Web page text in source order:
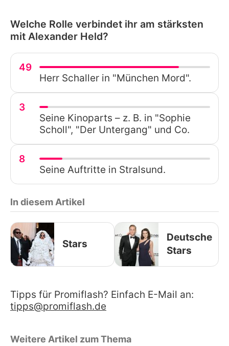
Welche Rolle verbindet ihr am stärksten
mit Alexander Held?
49
Herr Schaller in "München Mord".
3
Seine Kinoparts – z. B. in "Sophie
Scholl", "Der Untergang" und Co.
8
Seine Auftritte in Stralsund.
In diesem Artikel
Stars
Deutsche
Stars
Tipps für Promiflash? Einfach E-Mail an:
tipps@promiflash.de
Weitere Artikel zum Thema